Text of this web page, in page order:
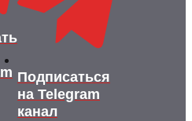
Подписаться
на Telegram
канал